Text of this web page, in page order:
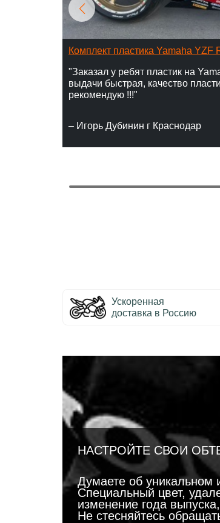
Комплект пластика Yamaha YZF
"Заказал у ребят пластик на
выдачи быстрая, качество
рекомендую !!!"
– Игорь Дубинин г Краснодар
Ускоренная
доставка в Россию
НАСТРОЙТЕ СВОИ
Думаете об уникальном
Специальный цвет,
изменение года
Не стесняйтесь